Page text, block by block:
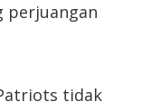
perjuangan
tidak